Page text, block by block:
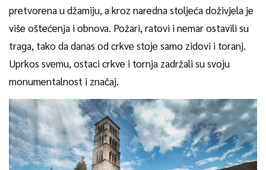
pretvorena u džamiju, a kroz naredna stoljeća doživjela je
više oštećenja i obnova. Požari, ratovi i nemar ostavili su
traga, tako da danas od crkve stoje samo zidovi i toranj.
Uprkos svemu, ostaci crkve i tornja zadržali su svoju
monumentalnost i značaj.